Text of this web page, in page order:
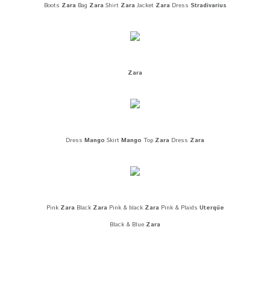
Boots ZaraBag Zara Shirt ZaraJacket Zara Dress Stradivarius
Zara
Dress Mango Skirt Mango Top Zara Dress Zara
Pink ZaraBlack ZaraPink & black ZaraPink & Plaids Uterqüe
Black & Blue Zara